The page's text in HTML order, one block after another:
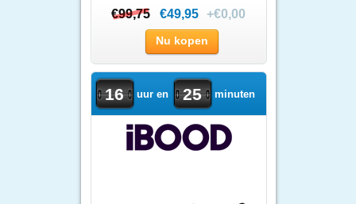
€99,75
€99,75 €49,95 +€0,00
Nu kopen
16 uur en 25 minuten